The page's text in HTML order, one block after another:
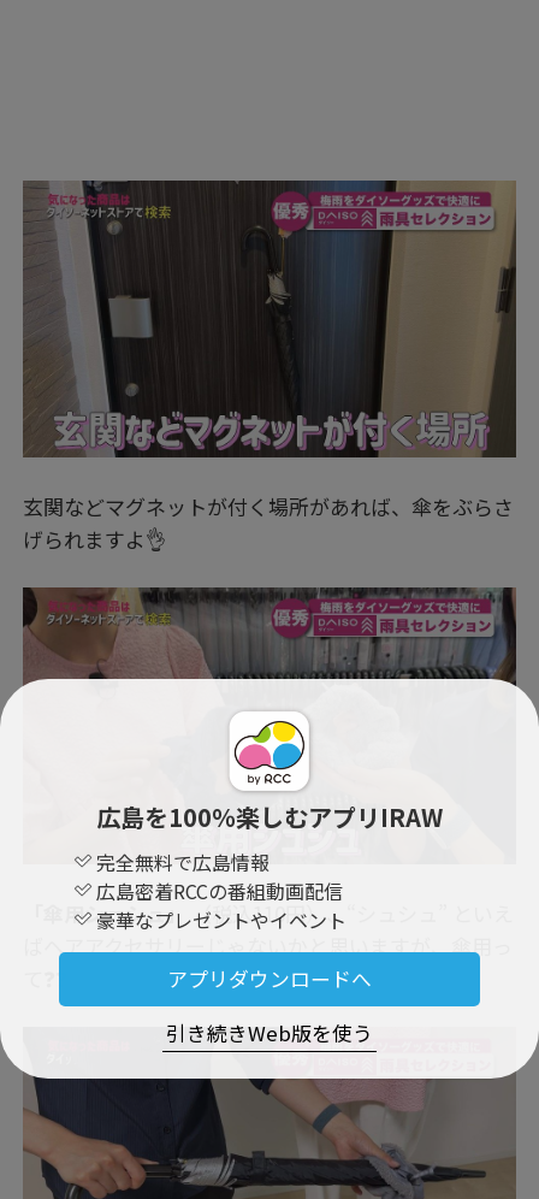
広島を100％楽しむアプリIRAW
完全無料で広島情報
広島密着RCCの番組動画配信
豪華なプレゼントやイベント
アプリダウンロードへ
引き続きWeb版を使う
玄関などマグネットが付く場所があれば、傘をぶらさ
げられますよ👌
「傘用シュシュ」 （税込110円）、“シュシュ” といえ
ばヘアアクセサリーじゃないかと思いますが、傘用っ